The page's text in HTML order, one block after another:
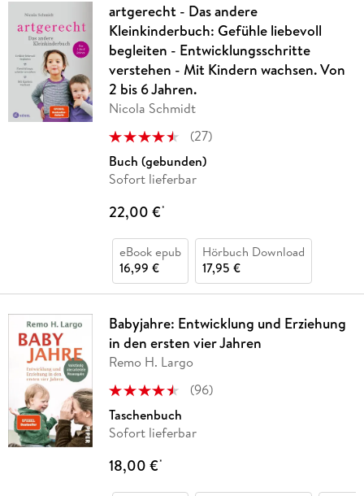
artgerecht - Das andere
Kleinkinderbuch: Gefühle liebevoll
begleiten - Entwicklungsschritte
verstehen - Mit Kindern wachsen. Von
2 bis 6 Jahren.
Nicola Schmidt
(27)
Buch (gebunden)
Sofort lieferbar
22,00 €*
eBook epub
16,99 €
Hörbuch Download
17,95 €
Babyjahre: Entwicklung und Erziehung
in den ersten vier Jahren
Remo H. Largo
(96)
Taschenbuch
Sofort lieferbar
18,00 €*